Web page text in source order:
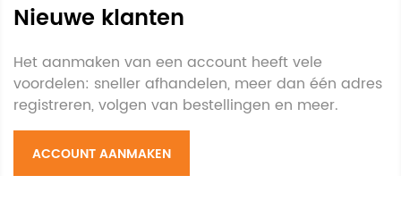
Nieuwe klanten
Het aanmaken van een account heeft vele
voordelen: sneller afhandelen, meer dan één adres
registreren, volgen van bestellingen en meer.
ACCOUNT AANMAKEN